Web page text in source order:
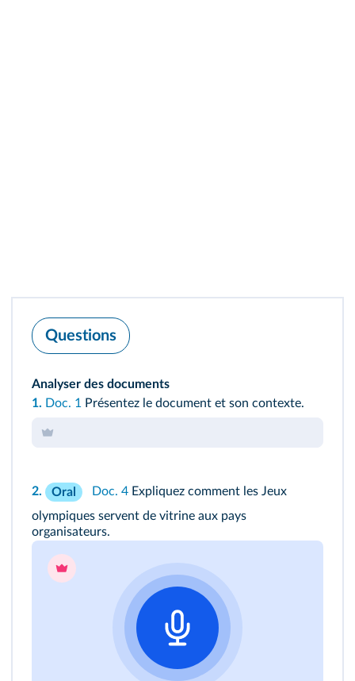
Questions
Analyser des documents
1. Doc. 1 Présentez le document et son contexte.
2. Oral Doc. 4 Expliquez comment les Jeux
olympiques servent de vitrine aux pays
organisateurs.